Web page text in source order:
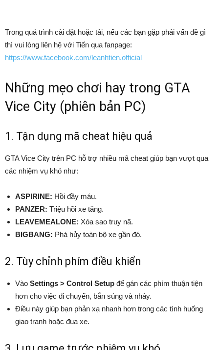
Trong quá trình cài đặt hoặc tải, nếu các bạn gặp phải vấn đề gì
thì vui lòng liên hệ với Tiến qua fanpage:
https://www.facebook.com/leanhtien.official
Những mẹo chơi hay trong GTA
Vice City (phiên bản PC)
1. Tận dụng mã cheat hiệu quả
GTA Vice City trên PC hỗ trợ nhiều mã cheat giúp bạn vượt qua
các nhiệm vụ khó như:
ASPIRINE: Hồi đầy máu.
PANZER: Triệu hồi xe tăng.
LEAVEMEALONE: Xóa sao truy nã.
BIGBANG: Phá hủy toàn bộ xe gần đó.
2. Tùy chỉnh phím điều khiển
Vào Settings > Control Setup để gán các phím thuận tiện
hơn cho việc di chuyển, bắn súng và nhảy.
Điều này giúp bạn phản xạ nhanh hơn trong các tình huống
giao tranh hoặc đua xe.